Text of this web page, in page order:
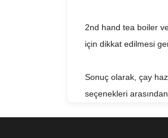
2nd hand tea boiler
için dikkat edilmesi
Sonuç olarak, çay
seçenekleri